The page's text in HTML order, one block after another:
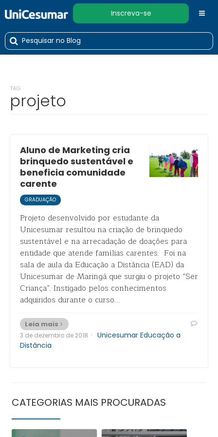
Inscreva-se
TAG
projeto
Aluno de Marketing cria
brinquedo sustentável e
beneficia comunidade
carente
GRADUAÇÃO
Projeto desenvolvido por estudante da
Unicesumar resultou na criação de brinquedo
sustentável e na arrecadação de doações para
entidade que atende famílias carentes. Foi na
sala de aula da Educação a Distância (EAD) da
Unicesumar de Maringá que surgiu o projeto “Ser
Criança”. Instigado pelos conhecimentos
adquiridos durante o curso…
Leia mais
3 de dezembro de 2018 · Unicesumar Educação a
Distância
CATEGORIAS MAIS PROCURADAS